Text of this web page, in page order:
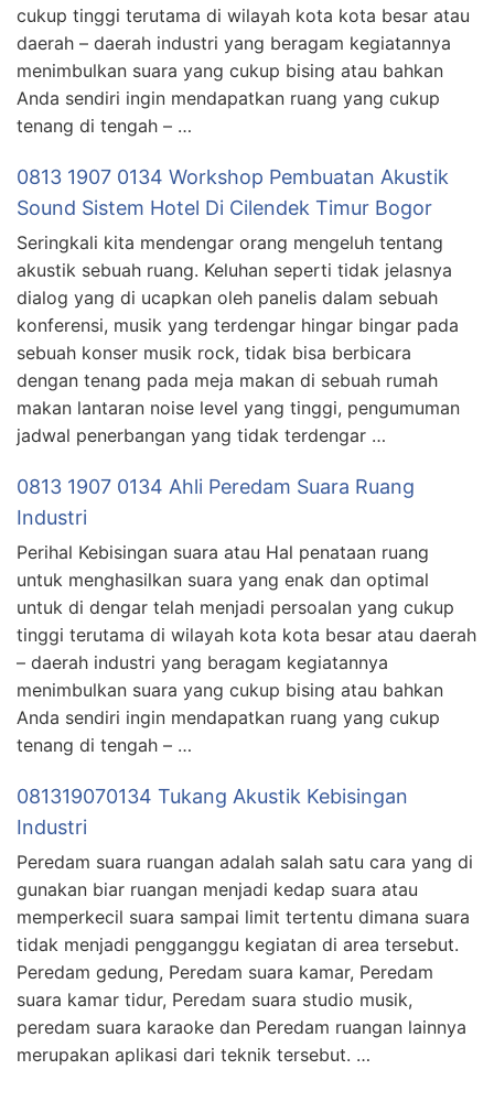
cukup tinggi terutama di wilayah kota kota besar atau
daerah – daerah industri yang beragam kegiatannya
menimbulkan suara yang cukup bising atau bahkan
Anda sendiri ingin mendapatkan ruang yang cukup
tenang di tengah – …
0813 1907 0134 Workshop Pembuatan Akustik
Sound Sistem Hotel Di Cilendek Timur Bogor
Seringkali kita mendengar orang mengeluh tentang
akustik sebuah ruang. Keluhan seperti tidak jelasnya
dialog yang di ucapkan oleh panelis dalam sebuah
konferensi, musik yang terdengar hingar bingar pada
sebuah konser musik rock, tidak bisa berbicara
dengan tenang pada meja makan di sebuah rumah
makan lantaran noise level yang tinggi, pengumuman
jadwal penerbangan yang tidak terdengar …
0813 1907 0134 Ahli Peredam Suara Ruang
Industri
Perihal Kebisingan suara atau Hal penataan ruang
untuk menghasilkan suara yang enak dan optimal
untuk di dengar telah menjadi persoalan yang cukup
tinggi terutama di wilayah kota kota besar atau daerah
– daerah industri yang beragam kegiatannya
menimbulkan suara yang cukup bising atau bahkan
Anda sendiri ingin mendapatkan ruang yang cukup
tenang di tengah – …
081319070134 Tukang Akustik Kebisingan
Industri
Peredam suara ruangan adalah salah satu cara yang di
gunakan biar ruangan menjadi kedap suara atau
memperkecil suara sampai limit tertentu dimana suara
tidak menjadi pengganggu kegiatan di area tersebut.
Peredam gedung, Peredam suara kamar, Peredam
suara kamar tidur, Peredam suara studio musik,
peredam suara karaoke dan Peredam ruangan lainnya
merupakan aplikasi dari teknik tersebut. …